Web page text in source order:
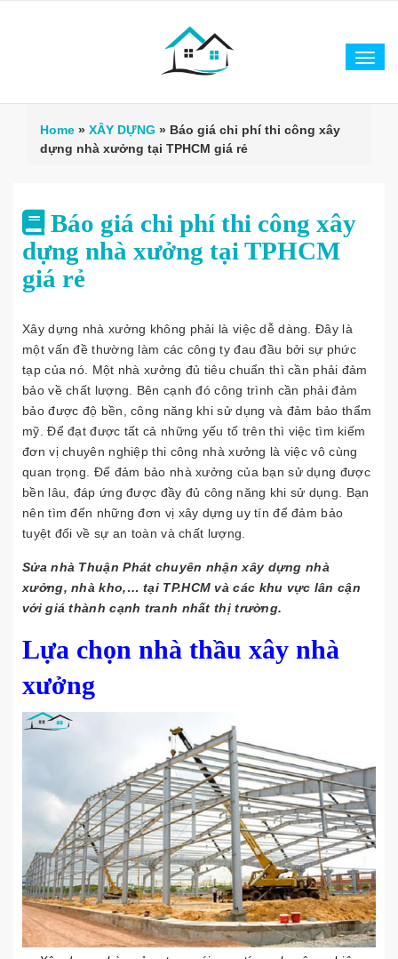
Home » XÂY DỰNG » Báo giá chi phí thi công xây
dựng nhà xưởng tại TPHCM giá rẻ
Báo giá chi phí thi công xây
dựng nhà xưởng tại TPHCM
giá rẻ
Xây dựng nhà xưởng không phải là việc dễ dàng. Đây là
một vấn đề thường làm các công ty đau đầu bởi sự phức
tạp của nó. Một nhà xưởng đủ tiêu chuẩn thì cần phải đảm
bảo về chất lượng. Bên cạnh đó công trình cần phải đảm
bảo được độ bền, công năng khi sử dụng và đảm bảo thẩm
mỹ. Để đạt được tất cả những yếu tố trên thì việc tìm kiếm
đơn vị chuyên nghiệp thi công nhà xưởng là việc vô cùng
quan trọng. Để đảm bảo nhà xưởng của bạn sử dụng được
bền lâu, đáp ứng được đầy đủ công năng khi sử dụng. Bạn
nên tìm đến những đơn vị xây dựng uy tín để đảm bảo
tuyệt đối về sự an toàn và chất lượng.
Sửa nhà Thuận Phát chuyên nhận xây dựng nhà
xưởng, nhà kho,… tại TP.HCM và các khu vực lân cận
với giá thành cạnh tranh nhất thị trường.
Lựa chọn nhà thầu xây nhà
xưởng